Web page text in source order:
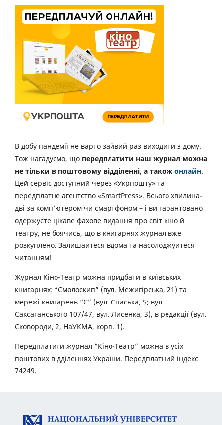
В добу пандемії не варто зайвий раз виходити з дому.
Тож нагадуємо, що передплатити наш журнал можна
не тільки в поштовому відділенні, а також онлайн.
Цей сервіс доступний через «Укрпошту» та
передплатне агентство «SmartPress». Всього хвилина-
дві за комп’ютером чи смартфоном – і ви гарантовано
одержуєте цікаве фахове видання про світ кіно й
театру, не боячись, що в книгарнях журнал вже
розкуплено. Залишайтеся вдома та насолоджуйтеся
читанням!
Журнал Кіно-Театр можна придбати в київських
книгарнях: “Смолоскип” (вул. Межигірська, 21) та
мережі книгарень “Є” (вул. Спаська, 5; вул.
Саксаганського 107/47, вул. Лисенка, 3), в редакції (вул.
Сковороди, 2, НаУКМА, корп. 1).
Передплатити журнал “Кіно-Театр” можна в усіх
поштових відділеннях України. Передплатний індекс
74249.